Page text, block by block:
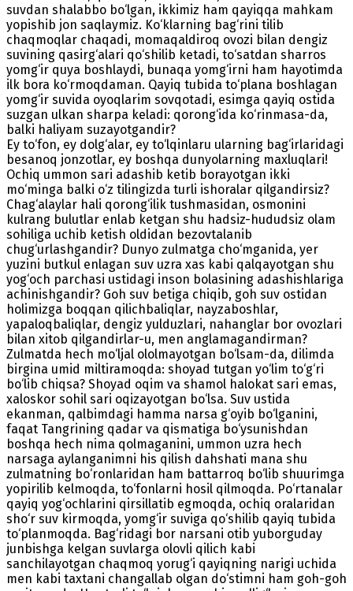
suvdan shalabbo bo‘lgan, ikkimiz ham qayiqqa mahkam
yopishib jon saqlaymiz. Ko‘klarning bag‘rini tilib
chaqmoqlar chaqadi, momaqaldiroq ovozi bilan dengiz
suvining qasirg‘alari qo‘shilib ketadi, to‘satdan sharros
yomg‘ir quya boshlaydi, bunaqa yomg‘irni ham hayotimda
ilk bora ko‘rmoqdaman. Qayiq tubida to‘plana boshlagan
yomg‘ir suvida oyoqlarim sovqotadi, esimga qayiq ostida
suzgan ulkan sharpa keladi: qorong‘ida ko‘rinmasa-da,
balki haliyam suzayotgandir?
Ey to‘fon, ey dolg‘alar, ey to‘lqinlaru ularning bag‘irlaridagi
besanoq jonzotlar, ey boshqa dunyolarning maxluqlari!
Ochiq ummon sari adashib ketib borayotgan ikki
mo‘minga balki o‘z tilingizda turli ishoralar qilgandirsiz?
Chag‘alaylar hali qorong‘ilik tushmasidan, osmonini
kulrang bulutlar enlab ketgan shu hadsiz-hududsiz olam
sohiliga uchib ketish oldidan bezovtalanib
chug‘urlashgandir? Dunyo zulmatga cho‘mganida, yer
yuzini butkul enlagan suv uzra xas kabi qalqayotgan shu
yog‘och parchasi ustidagi inson bolasining adashishlariga
achinishgandir? Goh suv betiga chiqib, goh suv ostidan
holimizga boqqan qilichbaliqlar, nayzaboshlar,
yapaloqbaliqlar, dengiz yulduzlari, nahanglar bor ovozlari
bilan xitob qilgandirlar-u, men anglamagandirman?
Zulmatda hech mo‘ljal ololmayotgan bo‘lsam-da, dilimda
birgina umid miltiramoqda: shoyad tutgan yo‘lim to‘g‘ri
bo‘lib chiqsa? Shoyad oqim va shamol halokat sari emas,
xaloskor sohil sari oqizayotgan bo‘lsa. Suv ustida
ekanman, qalbimdagi hamma narsa g‘oyib bo‘lganini,
faqat Tangrining qadar va qismatiga bo‘ysunishdan
boshqa hech nima qolmaganini, ummon uzra hech
narsaga aylanganimni his qilish dahshati mana shu
zulmatning bo‘ronlaridan ham battarroq bo‘lib shuurimga
yopirilib kelmoqda, to‘fonlarni hosil qilmoqda. Po‘rtanalar
qayiq yog‘ochlarini qirsillatib egmoqda, ochiq oralaridan
sho‘r suv kirmoqda, yomg‘ir suviga qo‘shilib qayiq tubida
to‘planmoqda. Bag‘ridagi bor narsani otib yuborguday
junbishga kelgan suvlarga olovli qilich kabi
sanchilayotgan chaqmoq yorug‘i qayiqning narigi uchida
men kabi taxtani changallab olgan do‘stimni ham goh-goh